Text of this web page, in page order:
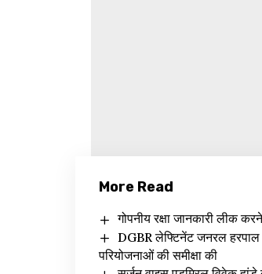
More Read
गोपनीय रक्षा जानकारी लीक
DGBR लेफ्टिनेंट जनरल हरपाल
परियोजनाओं की समीक्षा की